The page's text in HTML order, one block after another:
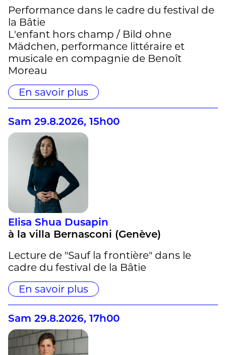
Performance dans le cadre du festival de
la Bâtie
L'enfant hors champ / Bild ohne
Mädchen, performance littéraire et
musicale en compagnie de Benoît
Moreau
En savoir plus
Sam 29.8.2026, 15h00
Elisa Shua Dusapin
à la villa Bernasconi (Genève)
Lecture de "Sauf la frontière" dans le
cadre du festival de la Bâtie
En savoir plus
Sam 29.8.2026, 17h00